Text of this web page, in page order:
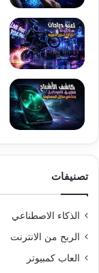
تصنيفات
الذكاء الاصطناعي
الربح من الانترنت
العاب كمبيوتر